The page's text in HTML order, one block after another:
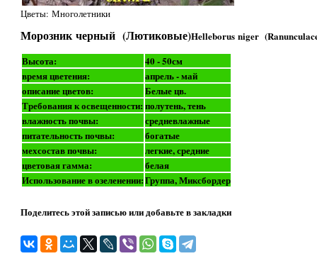
Цветы: Многолетники
Морозник черный (Лютиковые)Helleborus niger
Высота:
40 - 50см
время цветения:
апрель - май
описание цветов:
Белые цв.
Требования к освещенности: полутень, тень
влажность почвы:
средневлажные
питательность почвы:
богатые
мехсостав почвы:
легкие, средние
цветовая гамма:
белая
Использование в озеленении:Группа, Миксбордер
Поделитесь этой записью или добавьте в закладки